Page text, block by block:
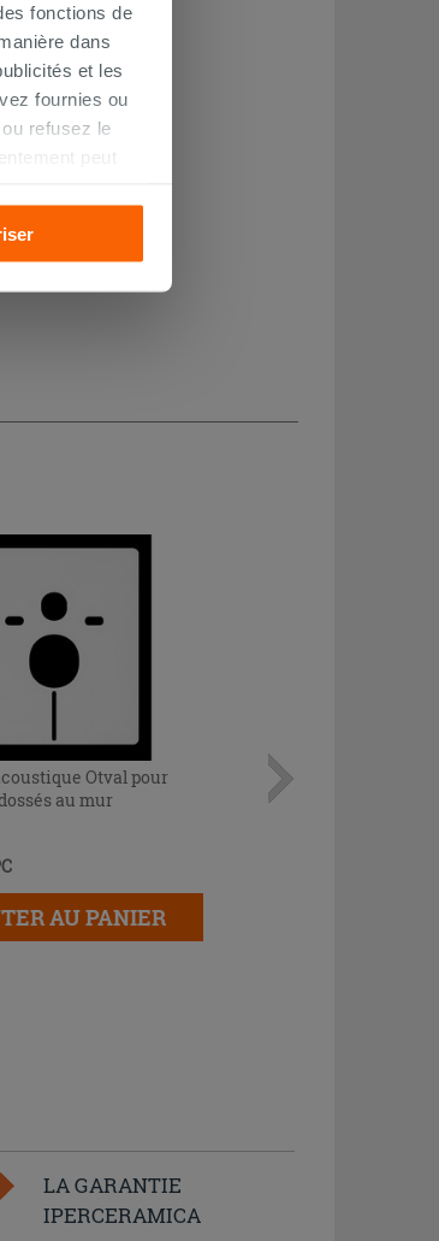
fonctions de
dans
et les
fournies ou
refusez le
peut
Otval pour
au mur
AU PANIER
LA GARANTIE
IPERCERAMICA